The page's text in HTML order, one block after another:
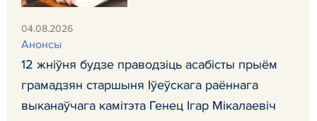
04.08.2026
Анонсы
12 жніўня будзе праводзіць асабісты прыём
грамадзян старшыня Іўеўскага раённага
выканаўчага камітэта Генец Ігар Мікалаевіч